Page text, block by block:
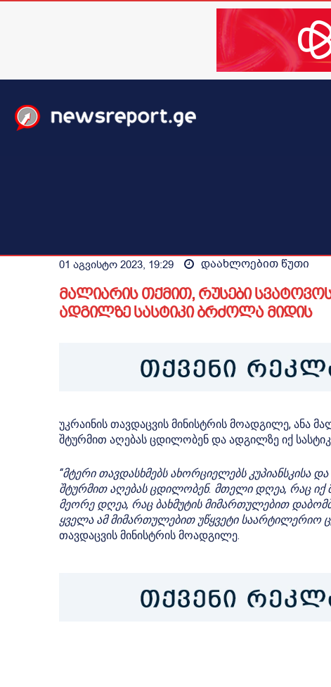
01 აგვისტო 2023, 19:29 დაახლოებით წუთი
მალიარის თქმით, რუსები
ადგილზე სასტიკი ბრძოლა მიდის
უკრაინის თავდაცვის მინისტრის მოადგილე, ანა
შტურმით აღებას ცდილობენ და ადგილზე იქ
“მტერი თავდასხმებს ახორციელებს კუპიანსკისა
შტურმით აღებას ცდილობენ. მთელი დღეა, რაც იქ
მეორე დღეა, რაც ბახმუტის მიმართულებით
ყველა ამ მიმართულებით უწყვეტი საარტილერიო
თავდაცვის მინისტრის მოადგილე.